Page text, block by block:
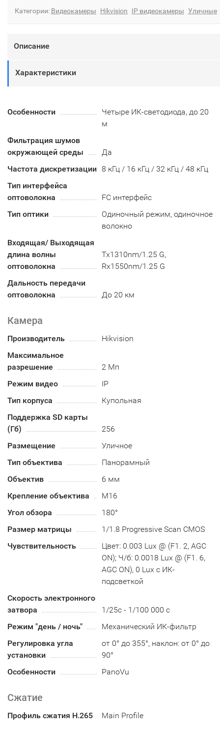
Категории: Видеокамеры Hikvision IP видеокамеры Уличные
Описание
Характеристики
Особенности
Четыре ИК-светодиода, до 20
м
Фильтрация шумов
окружающей среды
Да
Частота дискретизации 8 кГц / 16 кГц / 32 кГц / 48 кГц
Тип интерфейса
оптоволокна
FC интерфейс
Тип оптики
Одиночный режим, одиночное
волокно
Входящая/ Выходящая
длина волны
оптоволокна
Tx1310nm/1.25 G,
Rx1550nm/1.25 G
Дальность передачи
оптоволокна
До 20 км
Камера
Производитель
Hikvision
Максимальное
разрешение
2 Мп
Режим видео
IP
Тип корпуса
Купольная
Поддержка SD карты
(Гб)
256
Размещение
Уличное
Тип объектива
Панорамный
Объектив
6 мм
Крепление объектива
M16
Угол обзора
180°
Размер матрицы
1/1.8 Progressive Scan CMOS
Чувствительность
Цвет: 0.003 Lux @ (F1. 2, AGC
ON); Ч/б: 0.0018 Lux @ (F1. 6,
AGC ON), 0 Lux с ИК-
подсветкой
Скорость электронного
затвора
1/25с - 1/100 000 с
Режим "день / ночь"
Механический ИК-фильтр
Регулировка угла
установки
от 0° до 355°, наклон: от 0° до
90°
Особенности
PanoVu
Сжатие
Профиль сжатия H.265
Main Profile